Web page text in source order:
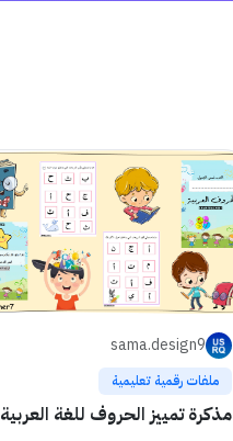
sama.design9
ملفات رقمية تعليمية
مذكرة تمييز الحروف للغة العربية